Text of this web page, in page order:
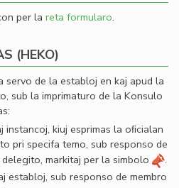
per la reta formularo.
(HEKO)
servo de la establoj en kaj apud la
sub la imprimaturo de la Konsulo
instancoj, kiuj esprimas la oﬁcialan
pri specifa temo, sub responso de
markitaj per la simbolo
.
establoj, sub responso de membro